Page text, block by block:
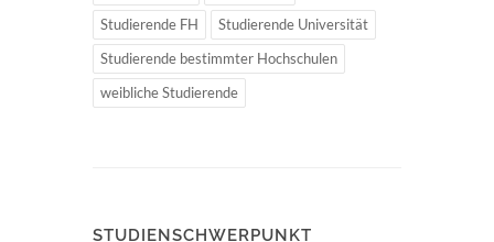
Studierende FH
Studierende Universität
Studierende bestimmter Hochschulen
weibliche Studierende
STUDIENSCHWERPUNKT